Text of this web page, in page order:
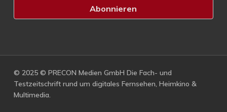
© 2025 © PRECON Medien GmbH Die Fach- und
Testzeitschrift rund um digitales Fernsehen, Heimkino &
Multimedia.